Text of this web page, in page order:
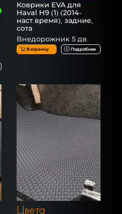
Коврики EVA для
Haval H9 (1) (2014-
наст.время), задние,
сота
Внедорожник 5 дв.
В корзину Подробнее
Цвета